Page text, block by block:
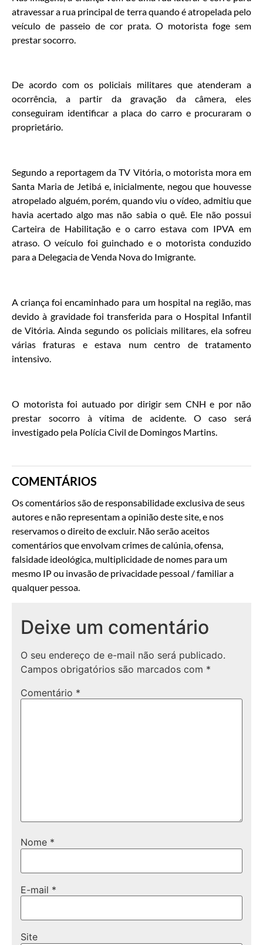
atravessar a rua principal de terra quando é atropelada pelo
veículo de passeio de cor prata. O motorista foge sem
prestar socorro.
De acordo com os policiais militares que atenderam a
ocorrência, a partir da gravação da câmera, eles
conseguiram identificar a placa do carro e procuraram o
proprietário.
Segundo a reportagem da TV Vitória, o motorista mora em
Santa Maria de Jetibá e, inicialmente, negou que houvesse
atropelado alguém, porém, quando viu o vídeo, admitiu que
havia acertado algo mas não sabia o quê. Ele não possui
Carteira de Habilitação e o carro estava com IPVA em
atraso. O veículo foi guinchado e o motorista conduzido
para a Delegacia de Venda Nova do Imigrante.
A criança foi encaminhado para um hospital na região, mas
devido à gravidade foi transferida para o Hospital Infantil
de Vitória. Ainda segundo os policiais militares, ela sofreu
várias fraturas e estava num centro de tratamento
intensivo.
O motorista foi autuado por dirigir sem CNH e por não
prestar socorro à vítima de acidente. O caso será
investigado pela Polícia Civil de Domingos Martins.
COMENTÁRIOS
Os comentários são de responsabilidade exclusiva de seus
autores e não representam a opinião deste site, e nos
reservamos o direito de excluir. Não serão aceitos
comentários que envolvam crimes de calúnia, ofensa,
falsidade ideológica, multiplicidade de nomes para um
mesmo IP ou invasão de privacidade pessoal / familiar a
qualquer pessoa.
Deixe um comentário
O seu endereço de e-mail não será publicado.
Campos obrigatórios são marcados com *
Comentário *
Nome *
E-mail *
Site